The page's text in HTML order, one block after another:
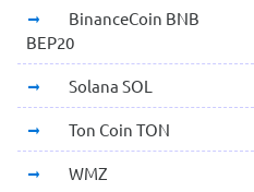
BinanceCoin BNB
BEP20
Solana SOL
Ton Coin TON
WMZ